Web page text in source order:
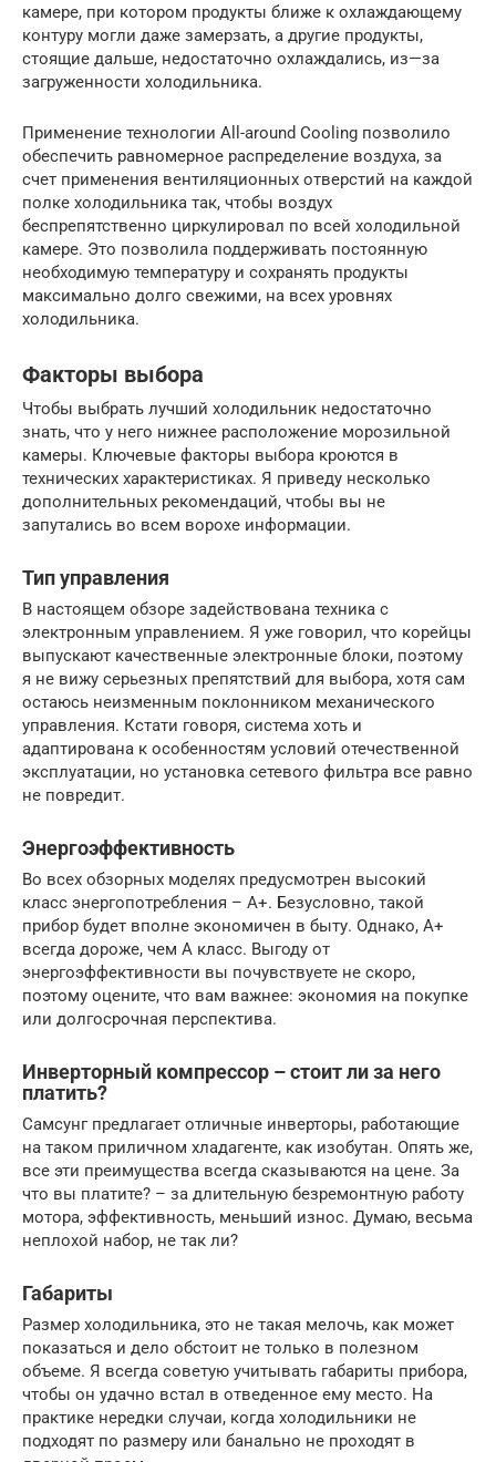
камере, при котором продукты ближе к охлаждающему
контуру могли даже замерзать, а другие продукты,
стоящие дальше, недостаточно охлаждались, из—за
загруженности холодильника.
Применение технологии All-around Cooling позволило
обеспечить равномерное распределение воздуха, за
счет применения вентиляционных отверстий на каждой
полке холодильника так, чтобы воздух
беспрепятственно циркулировал по всей холодильной
камере. Это позволила поддерживать постоянную
необходимую температуру и сохранять продукты
максимально долго свежими, на всех уровнях
холодильника.
Факторы выбора
Чтобы выбрать лучший холодильник недостаточно
знать, что у него нижнее расположение морозильной
камеры. Ключевые факторы выбора кроются в
технических характеристиках. Я приведу несколько
дополнительных рекомендаций, чтобы вы не
запутались во всем ворохе информации.
Тип управления
В настоящем обзоре задействована техника с
электронным управлением. Я уже говорил, что корейцы
выпускают качественные электронные блоки, поэтому
я не вижу серьезных препятствий для выбора, хотя сам
остаюсь неизменным поклонником механического
управления. Кстати говоря, система хоть и
адаптирована к особенностям условий отечественной
эксплуатации, но установка сетевого фильтра все равно
не повредит.
Энергоэффективность
Во всех обзорных моделях предусмотрен высокий
класс энергопотребления – А+. Безусловно, такой
прибор будет вполне экономичен в быту. Однако, А+
всегда дороже, чем А класс. Выгоду от
энергоэффективности вы почувствуете не скоро,
поэтому оцените, что вам важнее: экономия на покупке
или долгосрочная перспектива.
Инверторный компрессор – стоит ли за него
платить?
Самсунг предлагает отличные инверторы, работающие
на таком приличном хладагенте, как изобутан. Опять же,
все эти преимущества всегда сказываются на цене. За
что вы платите? – за длительную безремонтную работу
мотора, эффективность, меньший износ. Думаю, весьма
неплохой набор, не так ли?
Габариты
Размер холодильника, это не такая мелочь, как может
показаться и дело обстоит не только в полезном
объеме. Я всегда советую учитывать габариты прибора,
чтобы он удачно встал в отведенное ему место. На
практике нередки случаи, когда холодильники не
подходят по размеру или банально не проходят в